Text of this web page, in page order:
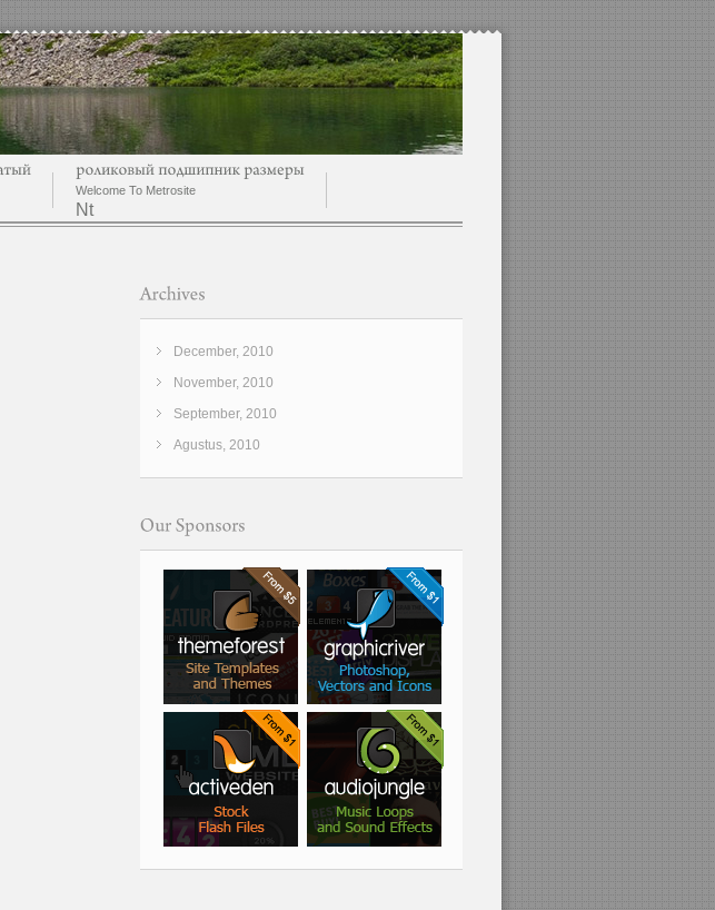
Welcome To Metrosite
Nt
December, 2010
November, 2010
September, 2010
Agustus, 2010